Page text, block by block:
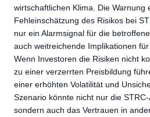
wirtschaftlichen Klima. Die Warnung
Fehleinschätzung des Risikos bei
nur ein Alarmsignal für die
auch weitreichende Implikationen
Wenn Investoren die Risiken nicht
zu einer verzerrten Preisbildung
einer erhöhten Volatilität und
Szenario könnte nicht nur die
sondern auch das Vertrauen in